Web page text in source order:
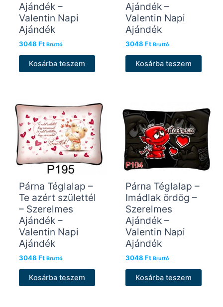
Ajándék –
Valentin Napi
Ajándék
3048 Ft Bruttó
Kosárba teszem
Ajándék –
Valentin Napi
Ajándék
3048 Ft Bruttó
Kosárba teszem
Párna Téglalap –
Te azért születtél
– Szerelmes
Ajándék –
Valentin Napi
Ajándék
3048 Ft Bruttó
Kosárba teszem
Párna Téglalap –
Imádlak ördög –
Szerelmes
Ajándék –
Valentin Napi
Ajándék
3048 Ft Bruttó
Kosárba teszem